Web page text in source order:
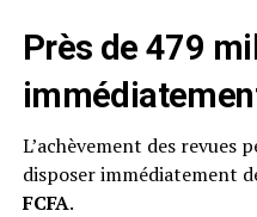
Près de 479
L’achèvement des revues
disposer immédiatement
FCFA.